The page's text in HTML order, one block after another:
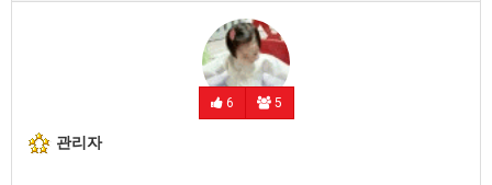
6 5
관리자